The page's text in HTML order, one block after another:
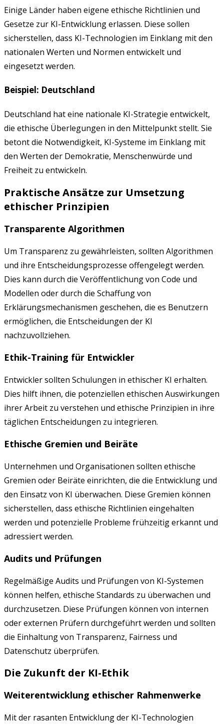
Einige Länder haben eigene ethische Richtlinien und
Gesetze zur KI-Entwicklung erlassen. Diese sollen
sicherstellen, dass KI-Technologien im Einklang mit den
nationalen Werten und Normen entwickelt und
eingesetzt werden.
Beispiel: Deutschland
Deutschland hat eine nationale KI-Strategie entwickelt,
die ethische Überlegungen in den Mittelpunkt stellt. Sie
betont die Notwendigkeit, KI-Systeme im Einklang mit
den Werten der Demokratie, Menschenwürde und
Freiheit zu entwickeln.
Praktische Ansätze zur Umsetzung
ethischer Prinzipien
Transparente Algorithmen
Um Transparenz zu gewährleisten, sollten Algorithmen
und ihre Entscheidungsprozesse offengelegt werden.
Dies kann durch die Veröffentlichung von Code und
Modellen oder durch die Schaffung von
Erklärungsmechanismen geschehen, die es Benutzern
ermöglichen, die Entscheidungen der KI
nachzuvollziehen.
Ethik-Training für Entwickler
Entwickler sollten Schulungen in ethischer KI erhalten.
Dies hilft ihnen, die potenziellen ethischen Auswirkungen
ihrer Arbeit zu verstehen und ethische Prinzipien in ihre
täglichen Entscheidungen zu integrieren.
Ethische Gremien und Beiräte
Unternehmen und Organisationen sollten ethische
Gremien oder Beiräte einrichten, die die Entwicklung und
den Einsatz von KI überwachen. Diese Gremien können
sicherstellen, dass ethische Richtlinien eingehalten
werden und potenzielle Probleme frühzeitig erkannt und
adressiert werden.
Audits und Prüfungen
Regelmäßige Audits und Prüfungen von KI-Systemen
können helfen, ethische Standards zu überwachen und
durchzusetzen. Diese Prüfungen können von internen
oder externen Prüfern durchgeführt werden und sollten
die Einhaltung von Transparenz, Fairness und
Datenschutz überprüfen.
Die Zukunft der KI-Ethik
Weiterentwicklung ethischer Rahmenwerke
Mit der rasanten Entwicklung der KI-Technologien